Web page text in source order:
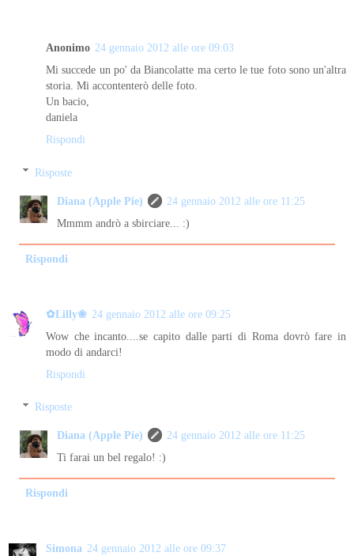
Anonimo 24 gennaio 2012 alle ore 09:03
Mi succede un po' da Biancolatte ma certo le tue foto sono un'altra
storia. Mi accontenterò delle foto.
Un bacio,
daniela
Rispondi
Risposte
Diana (Apple Pie)
24 gennaio 2012 alle ore 11:25
Mmmm andrò a sbirciare... :)
Rispondi
✿Lilly❀ 24 gennaio 2012 alle ore 09:25
Wow che incanto....se capito dalle parti di Roma dovrò fare in
modo di andarci!
Rispondi
Risposte
Diana (Apple Pie)
24 gennaio 2012 alle ore 11:25
Ti farai un bel regalo! :)
Rispondi
Simona 24 gennaio 2012 alle ore 09:37